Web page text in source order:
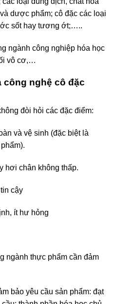
dược phẩm; cô đặc các loại
sốt hay tương ớt;…..
ngành công nghiệp hóa học
vô cơ,…
công nghệ cô đặc
đòi hỏi các đặc điểm:
và vệ sinh (đặc biệt là
hơi chân không thấp.
cậy
ít hư hỏng
ngành thực phẩm cần đảm
bảo yêu cầu sản phẩm: đạt